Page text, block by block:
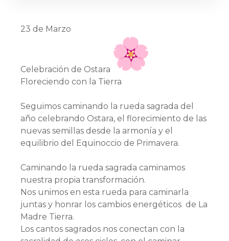
23 de Marzo
Celebración de Ostara
Floreciendo con la Tierra
Seguimos caminando la rueda sagrada del
año celebrando Ostara, el florecimiento de las
nuevas semillas desde la armonía y el
equilibrio del Equinoccio de Primavera.
Caminando la rueda sagrada caminamos
nuestra propia transformación.
Nos unimos en esta rueda para caminarla
juntas y honrar los cambios energéticos de La
Madre Tierra.
Los cantos sagrados nos conectan con la